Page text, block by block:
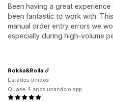
Been having a great
been fantastic to work with.
manual order entry errors we
especially during high-volume
Rokka&Rolla
Estados Unidos
Quase 4 anos usando o app